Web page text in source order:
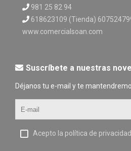
981 25 82 94
618623109 (Tienda)
www.comercialsoan.com
Suscríbete a nuestras
Déjanos tu e-mail y te
Acepto la política de privacidad